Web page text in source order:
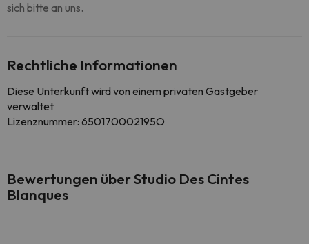
sich bitte an uns.
Rechtliche Informationen
Diese Unterkunft wird von einem privaten Gastgeber
verwaltet
Lizenznummer: 650170002195O
Bewertungen über Studio Des Cintes
Blanques